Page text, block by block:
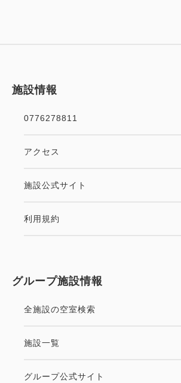
施設情報
0776278811
アクセス
施設公式サイト
利用規約
グループ施設情報
全施設の空室検索
施設一覧
グループ公式サイト